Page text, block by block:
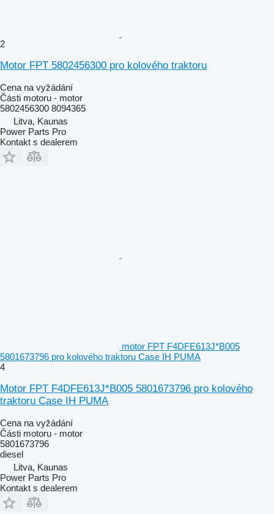
2
Motor FPT 5802456300 pro kolového traktoru
Cena na vyžádání
Části motoru - motor
5802456300 8094365
Litva, Kaunas
Power Parts Pro
Kontakt s dealerem
motor FPT F4DFE613J*B005
5801673796 pro kolového traktoru Case IH PUMA
4
Motor FPT F4DFE613J*B005 5801673796 pro kolového
traktoru Case IH PUMA
Cena na vyžádání
Části motoru - motor
5801673796
diesel
Litva, Kaunas
Power Parts Pro
Kontakt s dealerem